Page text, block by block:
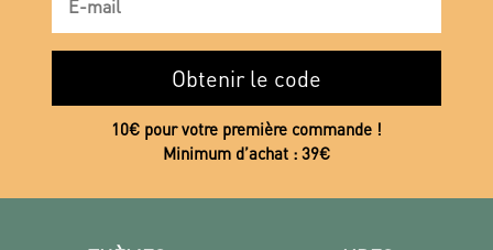
Obtenir le code
10€ pour votre première commande !
Minimum d’achat : 39€